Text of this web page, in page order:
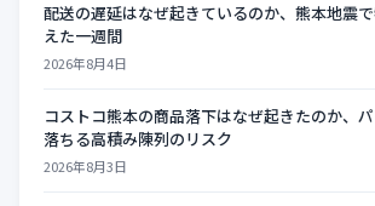
配送の遅延はなぜ起きているのか、熊本地震
えた一週間
2026年8月4日
コストコ熊本の商品落下はなぜ起きたのか、
落ちる高積み陳列のリスク
2026年8月3日